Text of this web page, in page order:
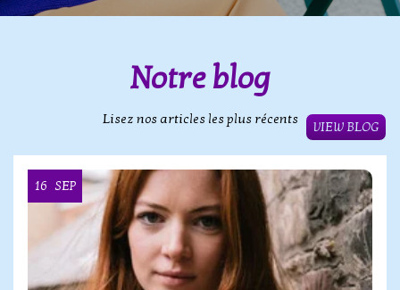
Notre blog
Lisez nos articles les plus récents
VIEW BLOG
16 SEP